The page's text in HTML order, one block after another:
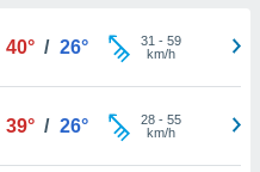
40° / 26° 31 - 59
km/h
39° / 26° 28- 55
km/h